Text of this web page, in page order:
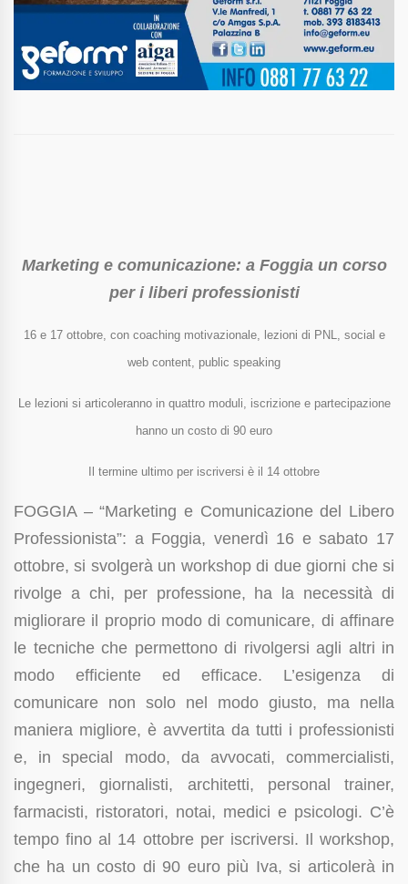
Marketing e comunicazione: a Foggia un corso
per i liberi professionisti
16 e 17 ottobre, con coaching motivazionale, lezioni di PNL, social e
web content, public speaking
Le lezioni si articoleranno in quattro moduli, iscrizione e partecipazione
hanno un costo di 90 euro
Il termine ultimo per iscriversi è il 14 ottobre
FOGGIA – “Marketing e Comunicazione del Libero
Professionista”: a Foggia, venerdì 16 e sabato 17
ottobre, si svolgerà un workshop di due giorni che si
rivolge a chi, per professione, ha la necessità di
migliorare il proprio modo di comunicare, di affinare
le tecniche che permettono di rivolgersi agli altri in
modo efficiente ed efficace. L’esigenza di
comunicare non solo nel modo giusto, ma nella
maniera migliore, è avvertita da tutti i professionisti
e, in special modo, da avvocati, commercialisti,
ingegneri, giornalisti, architetti, personal trainer,
farmacisti, ristoratori, notai, medici e psicologi. C’è
tempo fino al 14 ottobre per iscriversi. Il workshop,
che ha un costo di 90 euro più Iva, si articolerà in